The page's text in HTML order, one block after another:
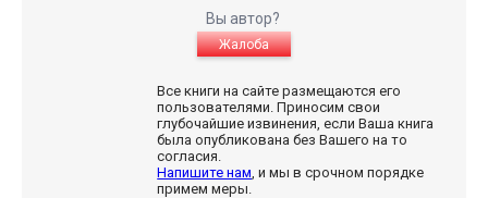
Вы автор?
Жалоба
Все книги на сайте размещаются его
пользователями. Приносим свои
глубочайшие извинения, если Ваша книга
была опубликована без Вашего на то
согласия.
Напишите нам , и мы в срочном порядке
примем меры.